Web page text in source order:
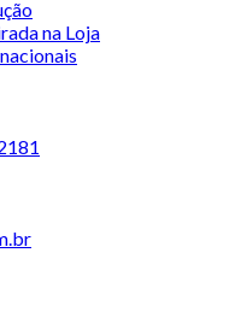
na Loja